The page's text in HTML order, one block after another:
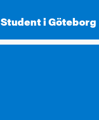
Student i Göteborg